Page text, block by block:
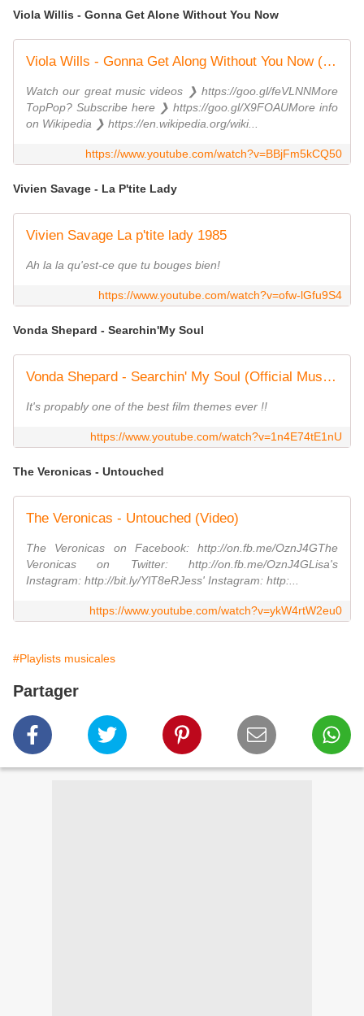
Viola Willis - Gonna Get Alone Without You Now
Viola Wills - Gonna Get Along Without You Now (Alternate Version) * TopPop
Watch our great music videos ❯ https://goo.gl/feVLNNMore
TopPop? Subscribe here ❯ https://goo.gl/X9FOAUMore info
on Wikipedia ❯ https://en.wikipedia.org/wiki...
https://www.youtube.com/watch?v=BBjFm5kCQ50
Vivien Savage - La P'tite Lady
Vivien Savage La p'tite lady 1985
Ah la la qu'est-ce que tu bouges bien!
https://www.youtube.com/watch?v=ofw-lGfu9S4
Vonda Shepard - Searchin'My Soul
Vonda Shepard - Searchin' My Soul (Official Music Video)
It's propably one of the best film themes ever !!
https://www.youtube.com/watch?v=1n4E74tE1nU
The Veronicas - Untouched
The Veronicas - Untouched (Video)
The Veronicas on Facebook: http://on.fb.me/OznJ4GThe
Veronicas on Twitter: http://on.fb.me/OznJ4GLisa's
Instagram: http://bit.ly/YlT8eRJess' Instagram: http:...
https://www.youtube.com/watch?v=ykW4rtW2eu0
#Playlists musicales
Partager